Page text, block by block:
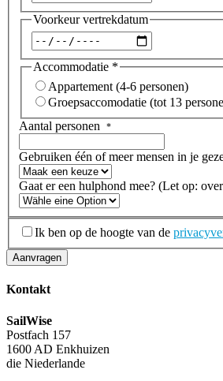
Voorkeur vertrekdatum
Datum
Accommodatie *
Appartement (4-6 personen)
Groepsaccomodatie (tot 13
Aantal personen *
Gebruiken één of meer mensen in je
Gaat er een hulphond mee? (Let op:
AVG *
Ik ben op de hoogte van de
Aanvragen
Kontakt
SailWise
Postfach 157
1600 AD Enkhuizen
die Niederlande